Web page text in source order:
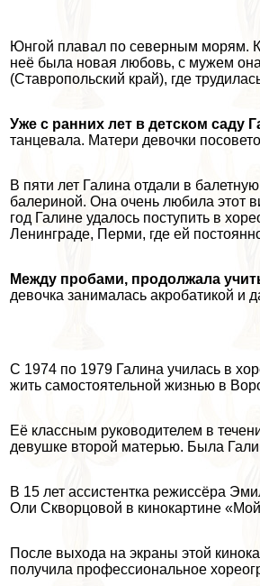
Юнгой плавал по северным морям.
неё была новая любовь, с мужем
(Ставропольский край), где
Уже с ранних лет в детском саду
танцевала. Матери дeвoчки
В пяти лет Галина отдали в
балериной. Она очень любила этот
год Галине удалось поступить в
Ленинграде, Перми, где ей
Между пробами, продолжала
дeвoчка занималась акробатикой и
С 1974 по 1979 Галина училась в
жить самостоятельной жизнью в
Её классным руководителем в
дeвyшке второй матерью. Была
В 15 лет ассистентка режиссёра
Оли Скворцовой в кинокартине
После выхода на экраны этой
получила профессиональное